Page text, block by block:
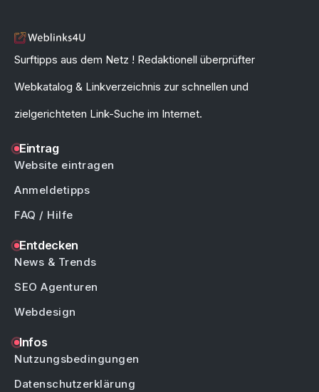
Surftipps aus dem Netz ! Redaktionell überprüfter
Webkatalog & Linkverzeichnis zur schnellen und
zielgerichteten Link-Suche im Internet.
Eintrag
Website eintragen
Anmeldetipps
FAQ / Hilfe
Entdecken
News & Trends
SEO Agenturen
Webdesign
Infos
Nutzungsbedingungen
Datenschutzerklärung